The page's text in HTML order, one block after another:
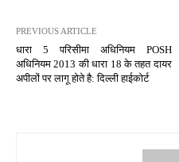
PREVIOUS ARTICLE
धारा 5 परिसीमा अधिनियम POSH
अधिनियम 2013 की धारा 18 के तहत दायर
अपीलों पर लागू होते है: दिल्ली हाईकोर्ट